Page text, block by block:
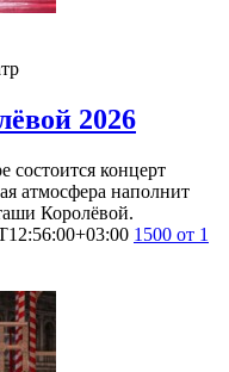
2026
состоится концерт
атмосфера наполнит
Королёвой.
1500 от 1